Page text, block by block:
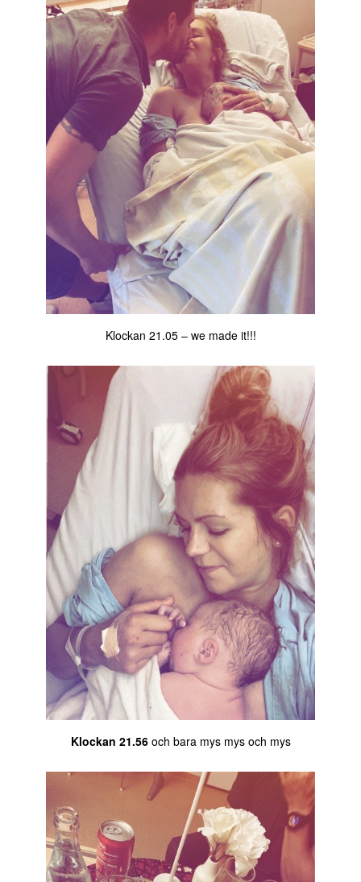
Klockan 21.05 – we made it!!!
Klockan 21.56och bara mys mys och mys